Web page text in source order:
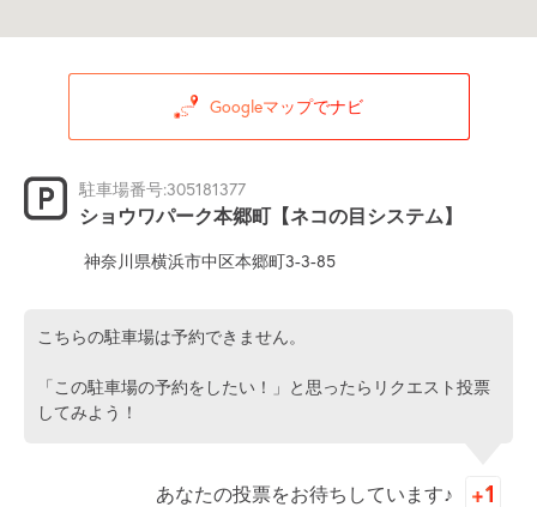
Googleマップでナビ
駐車場番号:305181377
ショウワパーク本郷町【ネコの目システム】
神奈川県横浜市中区本郷町3-3-85
こちらの駐車場は予約できません。
「この駐車場の予約をしたい！」と思ったらリクエスト投票
してみよう！
あなたの投票をお待ちしています♪